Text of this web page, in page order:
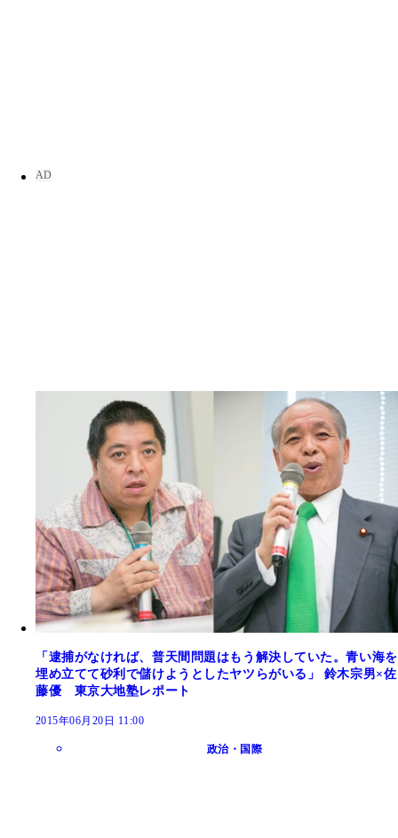
「逮捕がなければ、普天間問題はもう解決していた。青い海を
埋め立てて砂利で儲けようとしたヤツらがいる」 鈴木宗男×佐
藤優 東京大地塾レポート
2015年06月20日 11:00
政治・国際